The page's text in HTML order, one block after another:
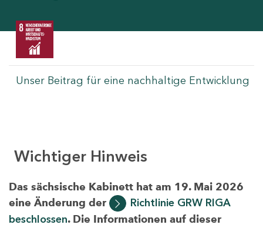
Unser Beitrag für eine nachhaltige Entwicklung
Wichtiger Hinweis
Das sächsische Kabinett hat am 19. Mai 2026
eine Änderung der
Richtlinie GRW RIGA
beschlossen. Die Informationen auf dieser